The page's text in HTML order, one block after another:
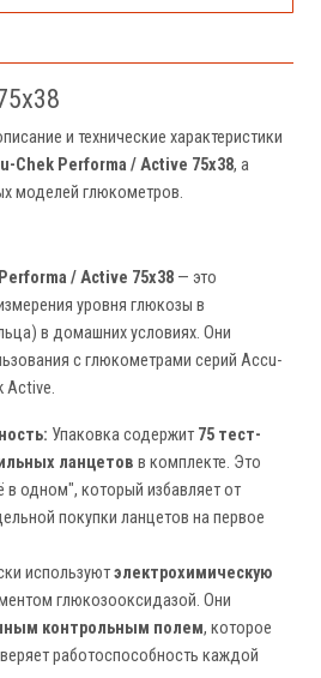
и технические характеристики
Chek Performa / Active 75x38, а
моделей глюкометров.
/ Active 75x38 — это
уровня глюкозы в
в домашних условиях. Они
с глюкометрами серий Accu-
Active.
Упаковка содержит 75 тест-
ланцетов в комплекте. Это
в одном", который избавляет от
покупки ланцетов на первое
используютэлектрохимическую
глюкозооксидазой. Они
контрольным полем, которое
работоспособность каждой